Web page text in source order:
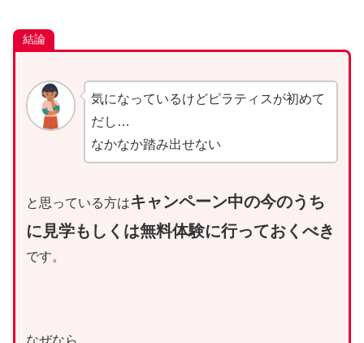
結論
気になっているけどピラティスが初めて
だし…
なかなか踏み出せない
と思っている方はキャンペーン中の今のうち
に見学もしくは無料体験に行っておくべき
です。
なぜなら